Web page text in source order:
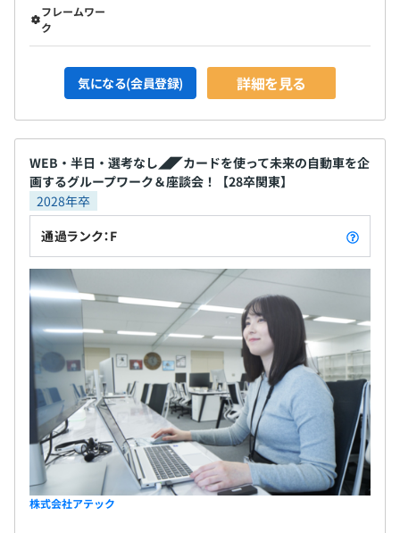
フレームワー
ク
気になる(会員登録) 詳細を見る
WEB・半日・選考なし◢◤カードを使って未来の自動車を企
画するグループワーク＆座談会！【28卒関東】
2028年卒
通過ランク：F
株式会社アテック